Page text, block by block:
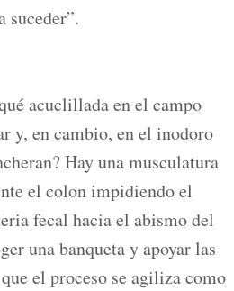
suceder”.
acuclillada en el campo
y, en cambio, en el inodoro
Hay una musculatura
el colon impidiendo el
fecal hacia el abismo del
una banqueta y apoyar las
el proceso se agiliza como